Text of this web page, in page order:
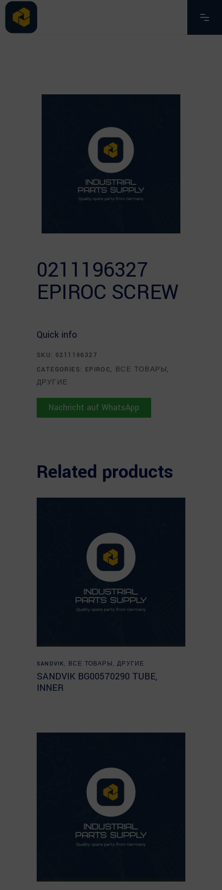
0211196327
EPIROC SCREW
Quick info
SKU: 0211196327
CATEGORIES: EPIROC, ВСЕ ТОВАРЫ,
ДРУГИЕ
Nachricht auf WhatsApp
Related products
READ MORE
SANDVIK, ВСЕ ТОВАРЫ ,ДРУГИЕ
SANDVIK BG00570290 TUBE,
INNER